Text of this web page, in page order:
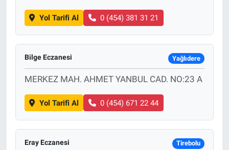
Yol Tarifi Al 0 (454) 381 31 21
Bilge Eczanesi Yağlıdere
MERKEZ MAH. AHMET YANBUL CAD. NO:23 A
Yol Tarifi Al 0 (454) 671 22 44
Eray Eczanesi Tirebolu